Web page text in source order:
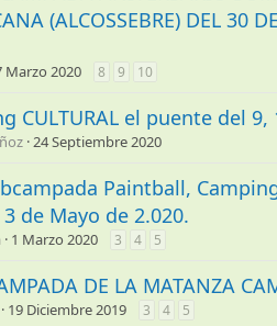
(ALCOSSEBRE) DEL 30
Marzo 2020 8 9 10
CULTURAL el puente del
24 Septiembre 2020
Paintball,
de Mayo de 2.020.
1 Marzo 2020 3 4 5
DE LA MATANZA
19 Diciembre 2019 3 4 5